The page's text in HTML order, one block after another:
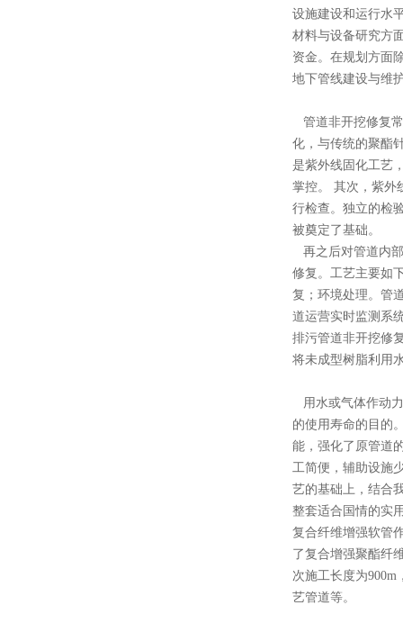
设施建设和运行水
材料与设备研究方
资金。在规划方面
地下管线建设与维
管道非开挖修复
化，与传统的聚酯
是紫外线固化工艺
掌控。 其次，紫外
行检查。独立的检
被奠定了基础。
再之后对管道内
修复。工艺主要如
复；环境处理。管
道运营实时监测系
排污管道非开挖修
将未成型树脂利用
用水或气体作动
的使用寿命的目的
能，强化了原管道
工简便，辅助设施
艺的基础上，结合
整套适合国情的实
复合纤维增强软管
了复合增强聚酯纤
次施工长度为
艺管道等。